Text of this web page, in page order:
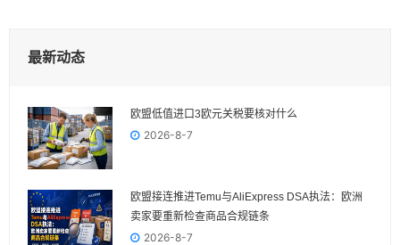
最新动态
欧盟低值进口3欧元关税要核对什么
2026-8-7
欧盟接连推进Temu与AliExpress DSA执法：欧洲
卖家要重新检查商品合规链条
2026-8-7